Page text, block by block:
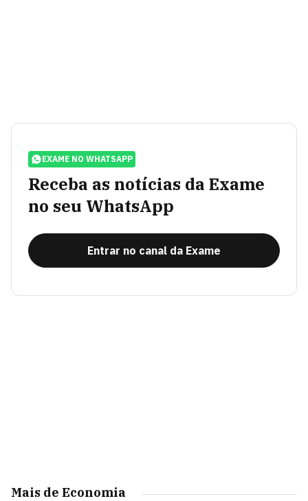
EXAME NO WHATSAPP
Receba as notícias da Exame
no seu WhatsApp
Entrar no canal da Exame
Mais de Economia